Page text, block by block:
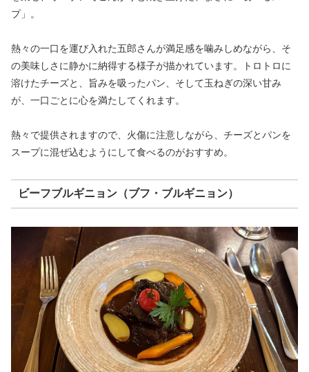
プ」。
熱々の一口を運び入れた五郎さんが満足感を噛みしめながら、そ
の美味しさに静かに納得する様子が描かれています。トロトロに
溶けたチーズと、旨みを吸ったパン、そして玉ねぎの深い甘み
が、一口ごとに心を満たしてくれます。
熱々で提供されますので、火傷に注意しながら、チーズとパンを
スープに混ぜ込むようにして食べるのがおすすめ。
ビーフブルギニョン（ブフ・ブルギニョン）